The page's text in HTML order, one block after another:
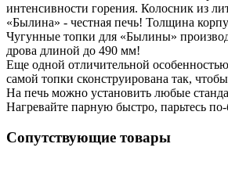
интенсивности горения. Колосник из
«Былина» - честная печь! Толщина
Чугунные топки для «Былины»
дрова длиной до 490 мм!
Еще одной отличительной
самой топки сконструирована так,
На печь можно установить любые
Нагревайте парную быстро, парьтесь
Сопутствующие товары